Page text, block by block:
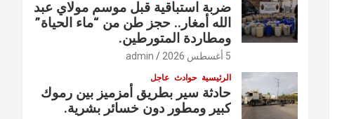
ضربة استباقية قبل موسم مولاي عبد
الله أمغار.. حجز طن من “ماء الحياة”
ومطاردة المتورطين.
5 أغسطس 2026 admin
الرئيسية حوادث عاجل
حادثة سير بطريق أمزميز بين رموك
كبير ومطور دون خسائر بشرية.